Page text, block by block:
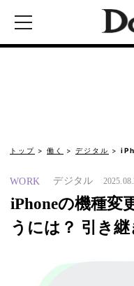
トップ 働く デジタル
WORK デジタル
iPhoneの機種変
うには？ 引き